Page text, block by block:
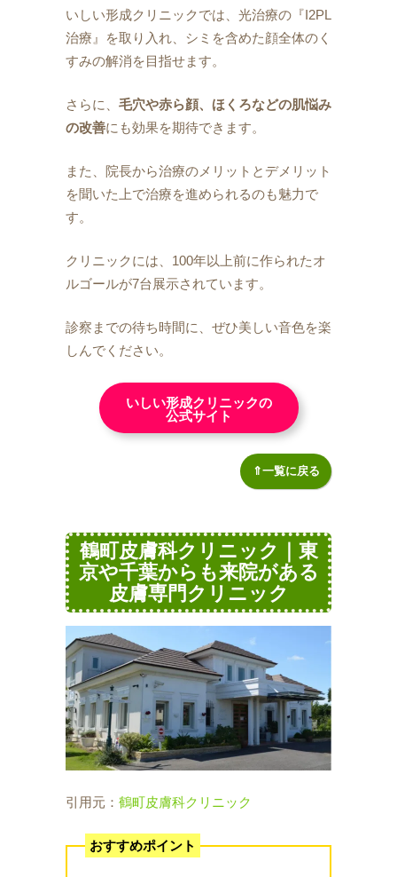
いしい形成クリニックでは、光治療の『I2PL
治療』を取り入れ、シミを含めた顔全体のく
すみの解消を目指せます。
さらに、 毛穴や赤ら顔、ほくろなどの肌悩み
の改善にも効果を期待できます。
また、院長から治療のメリットとデメリット
を聞いた上で治療を進められるのも魅力で
す。
クリニックには、100年以上前に作られたオ
ルゴールが7台展示されています。
診察までの待ち時間に、ぜひ美しい音色を楽
しんでください。
いしい形成クリニックの
公式サイト
⇑一覧に戻る
鶴町皮膚科クリニック｜東
京や千葉からも来院がある
皮膚専門クリニック
引用元： 鶴町皮膚科クリニック
おすすめポイント